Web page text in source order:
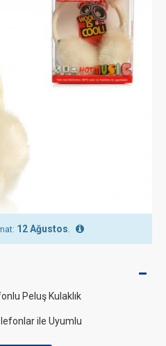
12 Ağustos
Peluş Kulaklık
ile Uyumlu